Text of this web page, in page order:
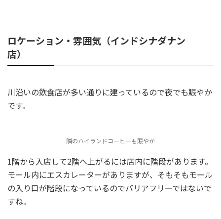
ロケーション・雰囲気（インドシナダナン
店）
川沿いの飲食店が多い通りに建っているので夜でも賑やか
です。
隣のハイランドコーヒーも賑やか
1階から入店して2階へ上がるには店内に階段があります。
モール内にエスカレーターがありますが、そもそもモール
の入り口が階段になっているのでバリアフリーではないで
すね。